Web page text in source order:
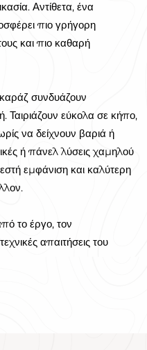
Αντίθετα, ένα
πιο γρήγορη
και πιο καθαρή
συνδυάζουν
Ταιριάζουν εύκολα σε κήπο,
να δείχνουν βαριά ή
ή πάνελ λύσεις χαμηλού
εμφάνιση και καλύτερη
το έργο, τον
απαιτήσεις του